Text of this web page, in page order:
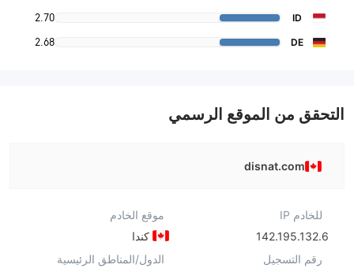
ID
2.70
DE
2.68
التحقق من الموقع الرسمي
disnat.com
للخادم IP
142.195.132.6
موقع الخادم
كندا
رقم التسجيل
الدول/المناطق الرئيسية